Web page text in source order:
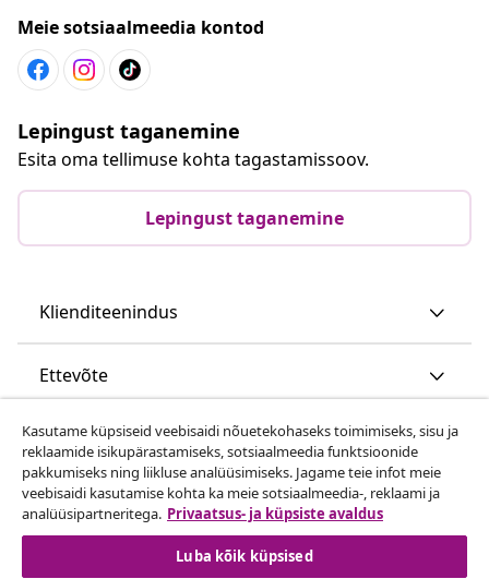
Meie sotsiaalmeedia kontod
Lepingust taganemine
Esita oma tellimuse kohta tagastamissoov.
Lepingust taganemine
Klienditeenindus
Ettevõte
vidaXL
Vaata rohkem
Kasutame küpsiseid veebisaidi nõuetekohaseks toimimiseks, sisu ja
reklaamide isikupärastamiseks, sotsiaalmeedia funktsioonide
pakkumiseks ning liikluse analüüsimiseks. Jagame teie infot meie
veebisaidi kasutamise kohta ka meie sotsiaalmeedia-, reklaami ja
analüüsipartneritega. Privaatsus- ja küpsiste avaldus
Luba kõik küpsised